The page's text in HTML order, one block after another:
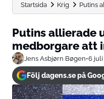
Startsida Krig Putins
Putins allierade
medborgare att
Jens Asbjørn Bøgen•6 juli
Följ dagens.se på